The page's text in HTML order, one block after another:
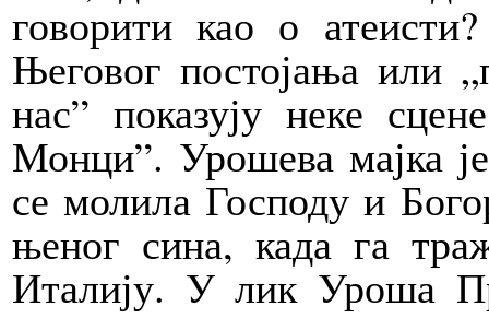
говорити као о
Његовог постојања или
нас” показују неке
Монци”. Урошева мајка
се молила Господу и
њеног сина, када га
Италију. У лик Уроша